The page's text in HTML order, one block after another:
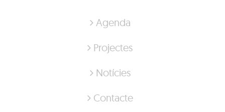
Agenda
Projectes
Notícies
Contacte